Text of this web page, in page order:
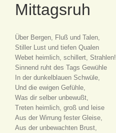
Mittagsruh
Über Bergen, Fluß und Talen,
Stiller Lust und tiefen Qualen
Webet heimlich, schillert, Strahlen!
Sinnend ruht des Tags Gewühle
In der dunkelblauen Schwüle,
Und die ewigen Gefühle,
Was dir selber unbewußt,
Treten heimlich, groß und leise
Aus der Wirrung fester Gleise,
Aus der unbewachten Brust,